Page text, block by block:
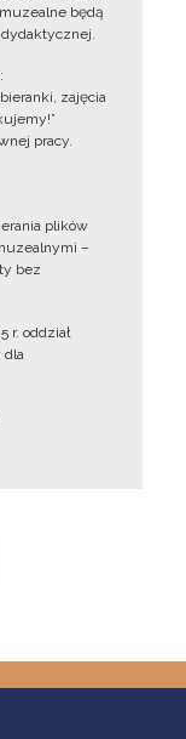
będą
zajęcia
pracy.
plików
–
bez
r. oddział
dla